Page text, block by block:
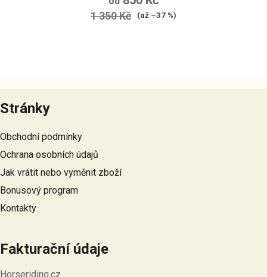
1 350 Kč (až –37 %)
á
p
a
t
í
Stránky
Obchodní podmínky
Ochrana osobních údajů
Jak vrátit nebo vyměnit zboží
Bonusový program
Kontakty
Fakturační údaje
Horseriding.cz